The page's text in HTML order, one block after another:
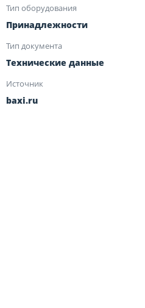
Тип оборудования
Принадлежности
Тип документа
Технические данные
Источник
baxi.ru